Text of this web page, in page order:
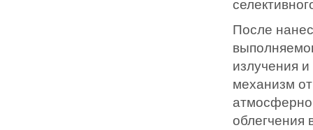
После
излучения
механизм
облегчения